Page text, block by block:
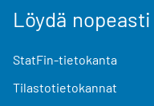
Löydä nopeasti
StatFin-tietokanta
Tilastotietokannat